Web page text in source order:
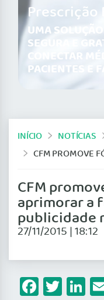
UMA
SEGURA E
CONECTAR
PACIENTES E
INÍCIO NOTÍCIAS
CFM PROMOVE FÓRUM PARA APRIMORAR A
CFM
aprimorar a
publicidade
27/11/2015 | 18:12